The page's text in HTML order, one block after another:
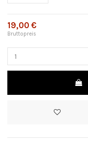
19,00 €
Bruttopreis